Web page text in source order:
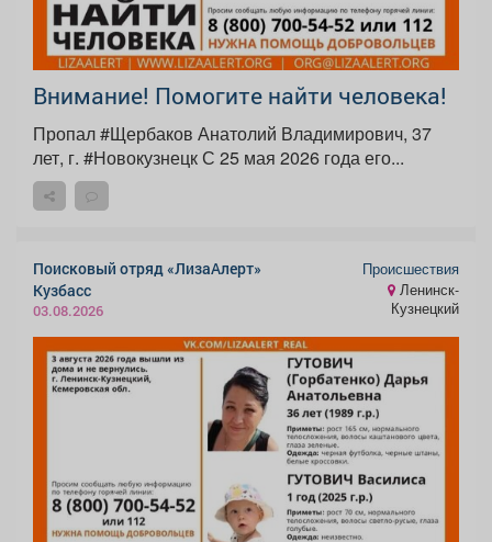
Внимание! Помогите найти человека!
Пропал #Щербаков Анатолий Владимирович, 37
лет, г. #Новокузнецк С 25 мая 2026 года его...
Поисковый отряд «ЛизаАлерт»
Кузбасс
03.08.2026
Происшествия
Ленинск-
Кузнецкий